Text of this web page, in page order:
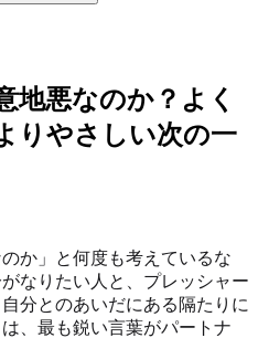
地悪なのか？よく
りやさしい次の一
か」と何度も考えているな
なりたい人と、プレッシャー
分とのあいだにある隔たりに
、最も鋭い言葉がパートナ